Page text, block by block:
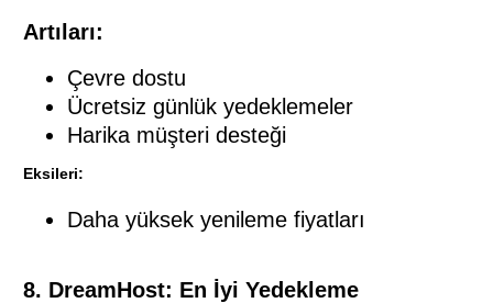
Artıları:
Çevre dostu
Ücretsiz günlük yedeklemeler
Harika müşteri desteği
Eksileri:
Daha yüksek yenileme fiyatları
8. DreamHost: En İyi Yedekleme